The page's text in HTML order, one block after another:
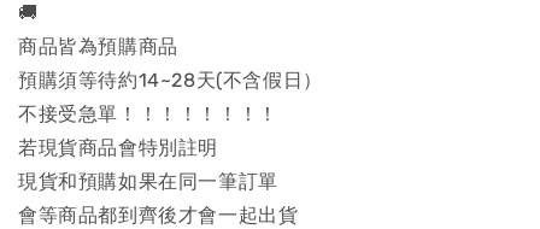
🚚
商品皆為預購商品
預購須等待約14~28天(不含假日）
不接受急單！！！！！！！！
若現貨商品會特別註明
現貨和預購如果在同一筆訂單
會等商品都到齊後才會一起出貨